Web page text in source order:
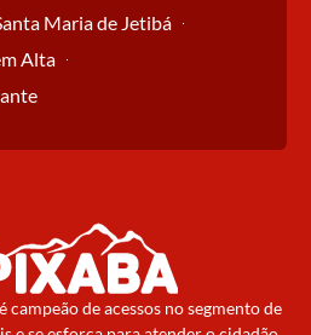
Maria de Jetibá
Alta
de acessos no segmento de